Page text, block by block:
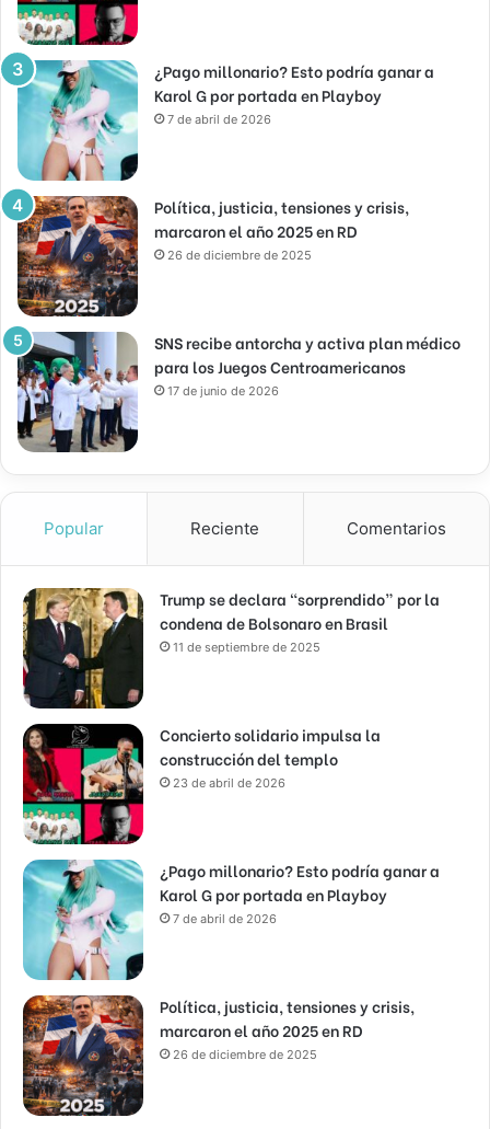
¿Pago millonario? Esto podría ganar a
Karol G por portada en Playboy
7 de abril de 2026
Política, justicia, tensiones y crisis,
marcaron el año 2025 en RD
26 de diciembre de 2025
SNS recibe antorcha y activa plan médico
para los Juegos Centroamericanos
17 de junio de 2026
Popular Reciente Comentarios
Trump se declara “sorprendido” por la
condena de Bolsonaro en Brasil
11 de septiembre de 2025
Concierto solidario impulsa la
construcción del templo
23 de abril de 2026
¿Pago millonario? Esto podría ganar a
Karol G por portada en Playboy
7 de abril de 2026
Política, justicia, tensiones y crisis,
marcaron el año 2025 en RD
26 de diciembre de 2025